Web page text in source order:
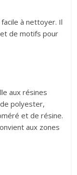
à nettoyer. Il
de motifs pour
aux résines
polyester,
et de résine.
aux zones